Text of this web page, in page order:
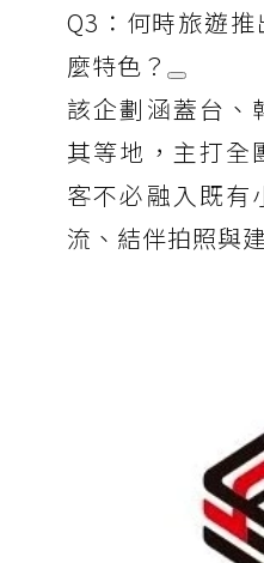
Q3：何時旅遊
麼特色？
該企劃涵蓋台、
其等地，主打全
客不必融入既有
流、結伴拍照與